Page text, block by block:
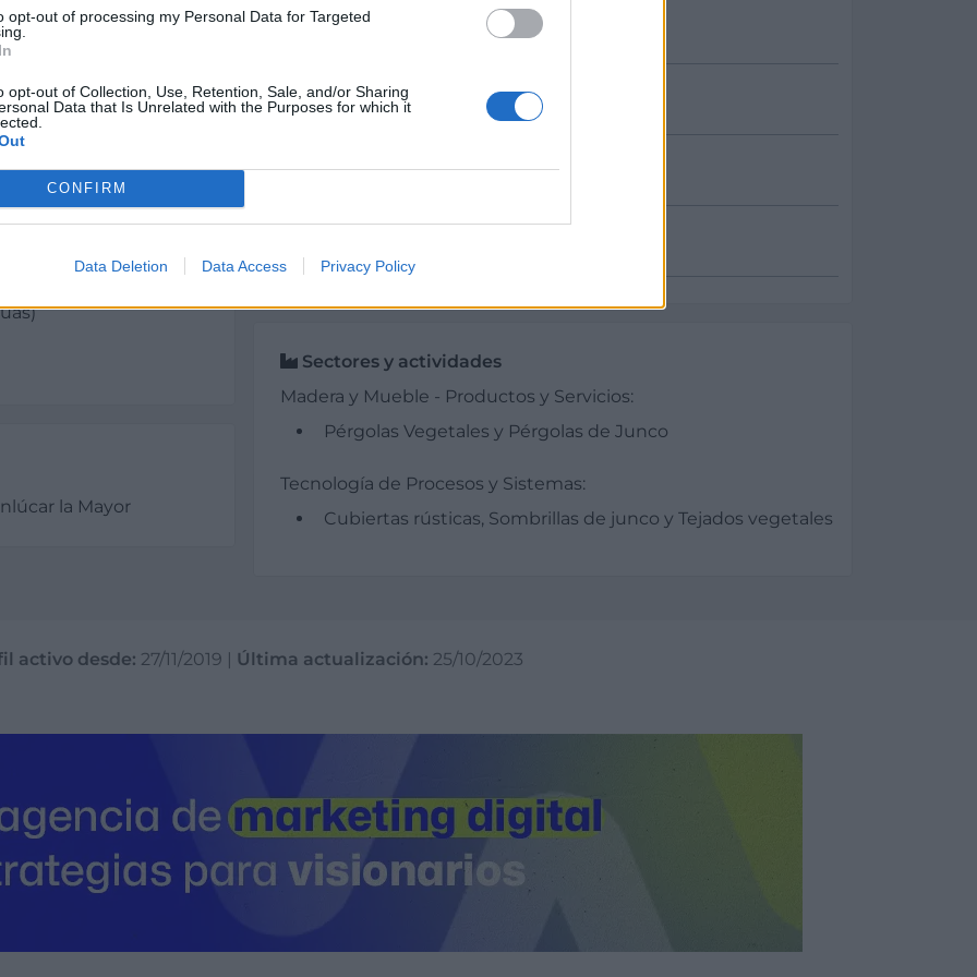
opt-out of processing my Personal Data for Targeted
opt-out of Collection, Use, Retention, Sale, and/or Sharing
Data that Is Unrelated with the Purposes for which it
CONFIRM
Data Deletion Data Access Privacy Policy
fabricantes de
arquitectos,
S.L.
la Mayor
Año de fundación:
Experiencia en años:
Más de 15
Exportaciones:
Sectores y actividades
Madera y Mueble - Productos y Servicios:
Pérgolas Vegetales y Pérgolas de Junco
Tecnología de Procesos y Sistemas:
Cubiertas rústicas, Sombrillas de junco y Tejados vegetales
activo desde: 27/11/2019 | Última actualización: 25/10/2023